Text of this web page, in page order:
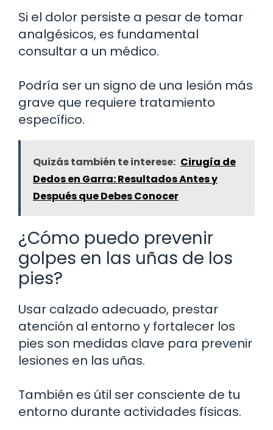
Si el dolor persiste a pesar de tomar
analgésicos, es fundamental
consultar a un médico.
Podría ser un signo de una lesión más
grave que requiere tratamiento
específico.
Quizás también te interese: Cirugía de
Dedos en Garra: Resultados Antes y
Después que Debes Conocer
¿Cómo puedo prevenir
golpes en las uñas de los
pies?
Usar calzado adecuado, prestar
atención al entorno y fortalecer los
pies son medidas clave para prevenir
lesiones en las uñas.
También es útil ser consciente de tu
entorno durante actividades físicas.